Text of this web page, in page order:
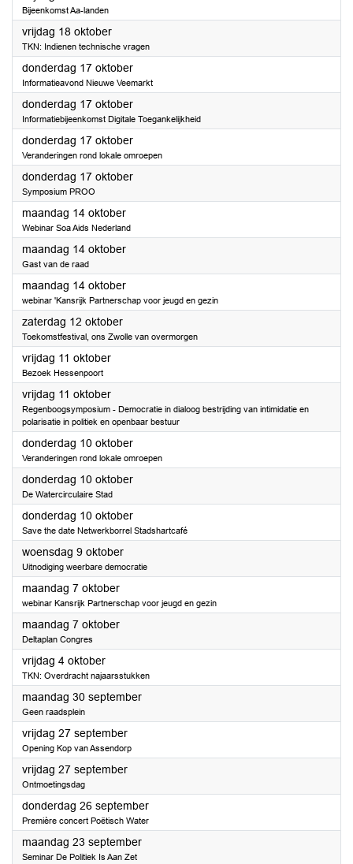
Bijeenkomst Aa-landen
vrijdag 18 oktober2024
TKN: Indienen technische vragen
donderdag 17 oktober2024
Informatieavond Nieuwe Veemarkt
donderdag 17 oktober2024
Informatiebijeenkomst Digitale Toegankelijkheid
donderdag 17 oktober2024
Veranderingen rond lokale omroepen
donderdag 17 oktober2024
Symposium PROO
maandag 14 oktober2024
Webinar Soa Aids Nederland
maandag 14 oktober2024
Gast van de raad
maandag 14 oktober2024
webinar 'Kansrijk Partnerschap voor jeugd en gezin
zaterdag 12 oktober2024
Toekomstfestival, ons Zwolle van overmorgen
vrijdag 11 oktober2024
Bezoek Hessenpoort
vrijdag 11 oktober2024
Regenboogsymposium - Democratie in dialoog bestrijding van intimidatie en
polarisatie in politiek en openbaar bestuur
donderdag 10 oktober2024
Veranderingen rond lokale omroepen
donderdag 10 oktober2024
De Watercirculaire Stad
donderdag 10 oktober2024
Save the date Netwerkborrel Stadshartcafé
woensdag 9 oktober2024
Uitnodiging weerbare democratie
maandag 7 oktober2024
webinar Kansrijk Partnerschap voor jeugd en gezin
maandag 7 oktober2024
Deltaplan Congres
vrijdag 4 oktober2024
TKN: Overdracht najaarsstukken
maandag 30 september2024
Geen raadsplein
vrijdag 27 september2024
Opening Kop van Assendorp
vrijdag 27 september2024
Ontmoetingsdag
donderdag 26 september2024
Première concert Poëtisch Water
maandag 23 september2024
Seminar De Politiek Is Aan Zet